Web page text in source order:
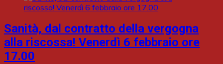
Sanità, dal contratto della vergogna
alla riscossa! Venerdì 6 febbraio ore
17.00